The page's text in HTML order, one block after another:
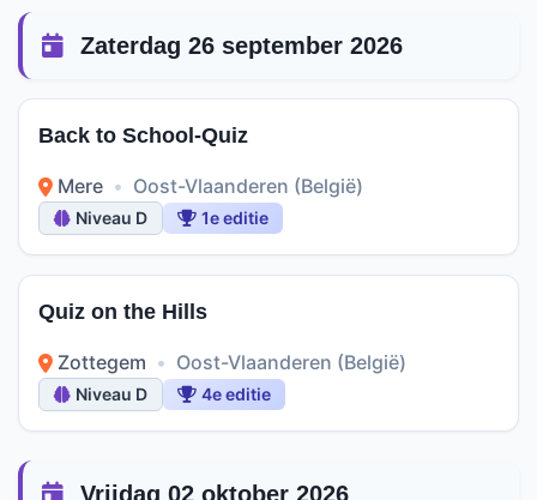
Zaterdag 26 september 2026
Back to School-Quiz
Mere • Oost-Vlaanderen (België)
Niveau D 1e editie
Quiz on the Hills
Zottegem • Oost-Vlaanderen (België)
Niveau D 4e editie
Vrijdag 02 oktober 2026